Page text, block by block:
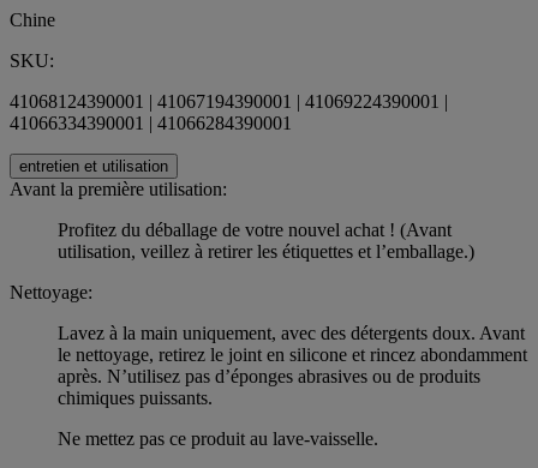
Chine
SKU:
41068124390001 | 41067194390001 | 41069224390001 |
41066334390001 | 41066284390001
entretien et utilisation
Avant la première utilisation:
Profitez du déballage de votre nouvel achat ! (Avant
utilisation, veillez à retirer les étiquettes et l’emballage.)
Nettoyage:
Lavez à la main uniquement, avec des détergents doux. Avant
le nettoyage, retirez le joint en silicone et rincez abondamment
après. N’utilisez pas d’éponges abrasives ou de produits
chimiques puissants.
Ne mettez pas ce produit au lave-vaisselle.